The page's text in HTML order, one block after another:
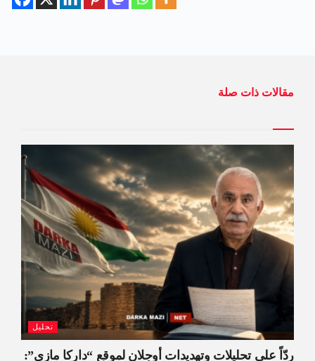
مقالات ذات صلة
تحليل
ردّاً على تحليلات وتهديدات أوجلان لموقع “داركا مازي”: